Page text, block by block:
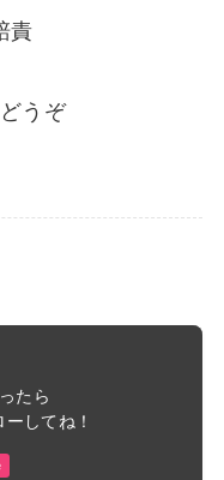
責
うぞ
たら
してね！